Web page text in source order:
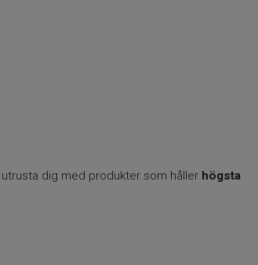
dig med produkter som håller högsta